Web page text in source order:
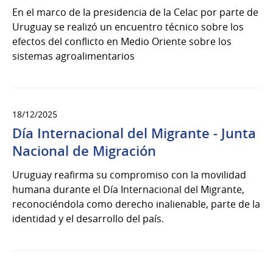
En el marco de la presidencia de la Celac por parte de
Uruguay se realizó un encuentro técnico sobre los
efectos del conflicto en Medio Oriente sobre los
sistemas agroalimentarios
18/12/2025
Día Internacional del Migrante - Junta
Nacional de Migración
Uruguay reafirma su compromiso con la movilidad
humana durante el Día Internacional del Migrante,
reconociéndola como derecho inalienable, parte de la
identidad y el desarrollo del país.